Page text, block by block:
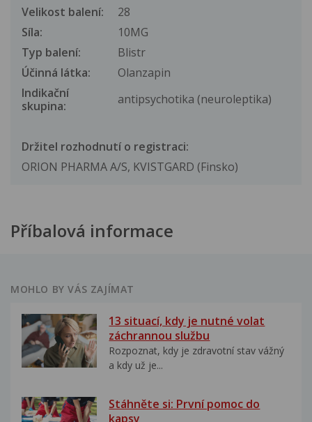
Velikost balení:
28
Síla:
10MG
Typ balení:
Blistr
Účinná látka:
Olanzapin
Indikační
skupina:
antipsychotika (neuroleptika)
Držitel rozhodnutí o registraci:
ORION PHARMA A/S, KVISTGARD (Finsko)
Příbalová informace
MOHLO BY VÁS ZAJÍMAT
13 situací, kdy je nutné volat
záchrannou službu
Rozpoznat, kdy je zdravotní stav vážný
a kdy už je...
Stáhněte si: První pomoc do
kapsy